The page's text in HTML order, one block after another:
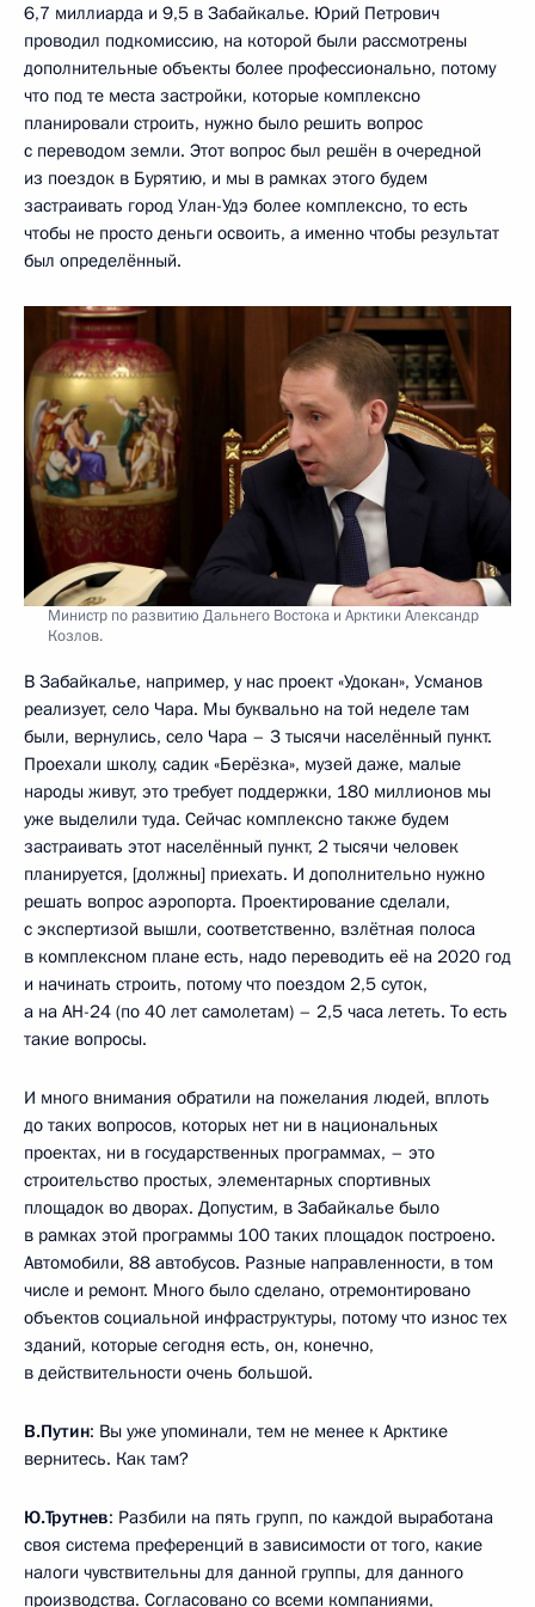
6,7 миллиарда и 9,5 в Забайкалье. Юрий Петрович
проводил подкомиссию, на которой были рассмотрены
дополнительные объекты более профессионально, потому
что под те места застройки, которые комплексно
планировали строить, нужно было решить вопрос
с переводом земли. Этот вопрос был решён в очередной
из поездок в Бурятию, и мы в рамках этого будем
застраивать город Улан-Удэ более комплексно, то есть
чтобы не просто деньги освоить, а именно чтобы результат
был определённый.
Министр по развитию Дальнего Востока и Арктики Александр
Козлов.
В Забайкалье, например, у нас проект «Удокан», Усманов
реализует, село Чара. Мы буквально на той неделе там
были, вернулись, село Чара – 3 тысячи населённый пункт.
Проехали школу, садик «Берёзка», музей даже, малые
народы живут, это требует поддержки, 180 миллионов мы
уже выделили туда. Сейчас комплексно также будем
застраивать этот населённый пункт, 2 тысячи человек
планируется, [должны] приехать. И дополнительно нужно
решать вопрос аэропорта. Проектирование сделали,
с экспертизой вышли, соответственно, взлётная полоса
в комплексном плане есть, надо переводить её на 2020 год
и начинать строить, потому что поездом 2,5 суток,
а на АН-24 (по 40 лет самолетам) – 2,5 часа лететь. То есть
такие вопросы.
И много внимания обратили на пожелания людей, вплоть
до таких вопросов, которых нет ни в национальных
проектах, ни в государственных программах, – это
строительство простых, элементарных спортивных
площадок во дворах. Допустим, в Забайкалье было
в рамках этой программы 100 таких площадок построено.
Автомобили, 88 автобусов. Разные направленности, в том
числе и ремонт. Много было сделано, отремонтировано
объектов социальной инфраструктуры, потому что износ тех
зданий, которые сегодня есть, он, конечно,
в действительности очень большой.
В.Путин: Вы уже упоминали, тем не менее к Арктике
вернитесь. Как там?
Ю.Трутнев: Разбили на пять групп, по каждой выработана
своя система преференций в зависимости от того, какие
налоги чувствительны для данной группы, для данного
производства. Согласовано со всеми компаниями,